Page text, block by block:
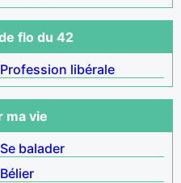
flo du 42
Profession libérale
ma vie
Se balader
Bélier